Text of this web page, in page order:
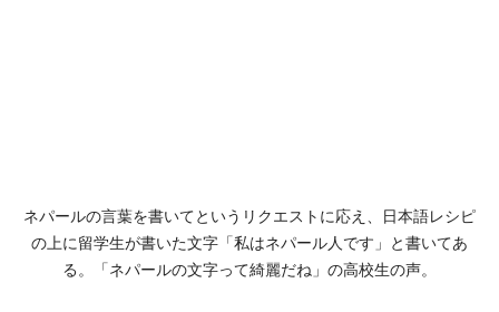
ネパールの言葉を書いてというリクエストに応え、日本語レシピ
の上に留学生が書いた文字「私はネパール人です」と書いてあ
る。「ネパールの文字って綺麗だね」の高校生の声。